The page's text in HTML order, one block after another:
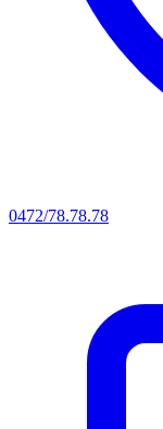
0472/78.78.78